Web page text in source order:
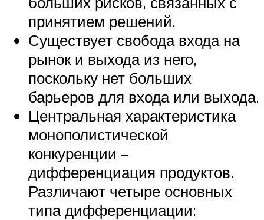
принятием решений.
Существует свобода входа на
рынок и выхода из него,
поскольку нет больших
барьеров для входа или выхода.
Центральная характеристика
монополистической
конкуренции –
дифференциация продуктов.
Различают четыре основных
типа дифференциации: